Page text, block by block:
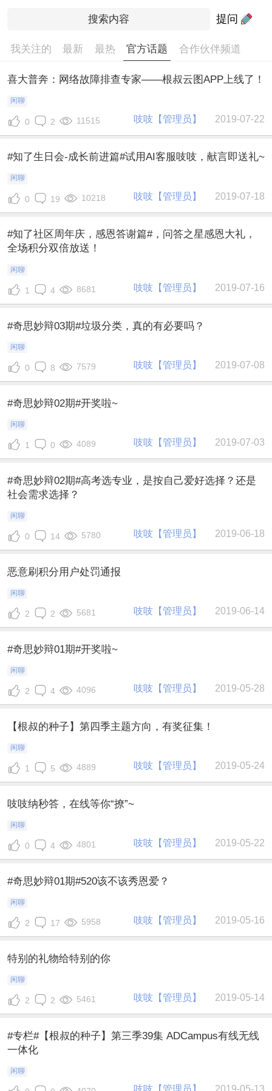
提问
我关注的 最新 最热 官方话题 合作伙伴频道
喜大普奔：网络故障排查专家——根叔云图APP上线了！
闲聊
0 2 11515 吱吱【管理员】 2019-07-22
#知了生日会-成长前进篇#试用AI客服吱吱，献言即送礼~
闲聊
0 19 10218 吱吱【管理员】 2019-07-18
#知了社区周年庆，感恩答谢篇#，问答之星感恩大礼，
全场积分双倍放送！
闲聊
1 4 8681 吱吱【管理员】 2019-07-16
#奇思妙辩03期#垃圾分类，真的有必要吗？
闲聊
0 8 7579 吱吱【管理员】 2019-07-08
#奇思妙辩02期#开奖啦~
闲聊
1 0 4089 吱吱【管理员】 2019-07-03
#奇思妙辩02期#高考选专业，是按自己爱好选择？还是
社会需求选择？
闲聊
0 14 5780 吱吱【管理员】 2019-06-18
恶意刷积分用户处罚通报
闲聊
2 2 5681 吱吱【管理员】 2019-06-14
#奇思妙辩01期#开奖啦~
闲聊
2 4 4096 吱吱【管理员】 2019-05-28
【根叔的种子】第四季主题方向，有奖征集！
闲聊
1 5 4889 吱吱【管理员】 2019-05-24
吱吱纳秒答，在线等你“撩”~
闲聊
0 4 4801 吱吱【管理员】 2019-05-22
#奇思妙辩01期#520该不该秀恩爱？
闲聊
2 17 5958 吱吱【管理员】 2019-05-16
特别的礼物给特别的你
闲聊
2 2 5461 吱吱【管理员】 2019-05-14
#专栏#【根叔的种子】第三季39集 ADCampus有线无线
一体化
闲聊